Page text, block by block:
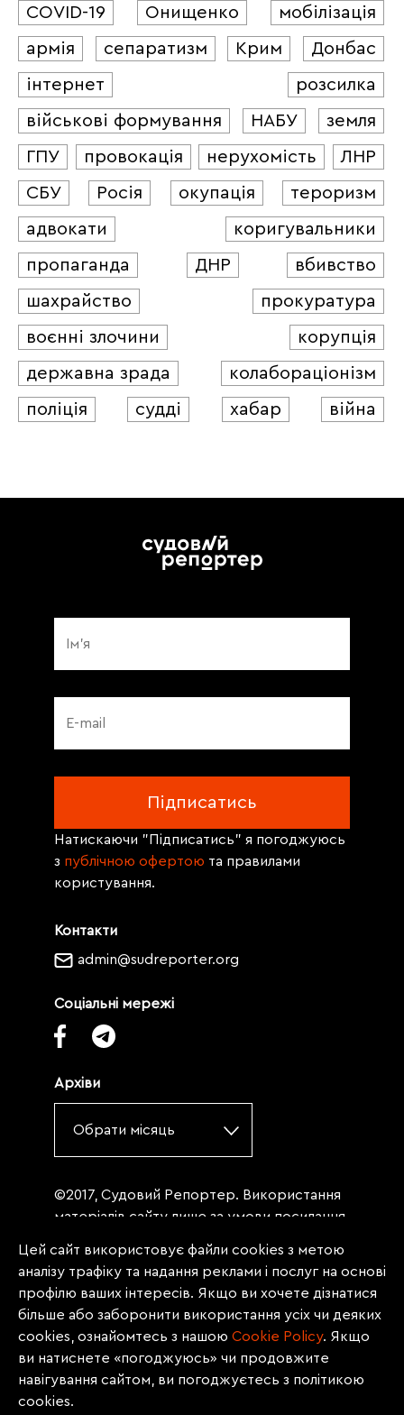
COVID-19
Онищенко
мобілізація
армія
сепаратизм Крим
Донбас
інтернет
розсилка
військові формування
НАБУ
земля
ГПУ
провокація нерухомість
ЛНР
СБУ
Росія окупація
тероризм
адвокати
коригувальники
пропаганда
ДНР
вбивство
шахрайство
прокуратура
воєнні злочини
корупція
державна зрада
колабораціонізм
поліція
судді хабар війна
Контакти
admin@sudreporter.org
Соціальні мережі
Архіви
Обрати місяць
Натискаючи "Підписатись" я погоджуюсь
з публічною офертою та правилами
користування.
©2017, Судовий Репортер. Використання
матеріалів сайту лише за умови посилання
«Судовий репортер» не нижче третього
абзацу. Матеріали, щодо яких міститься
заборона на повну републікацію
(передрук, копіювання, відтворення або
інше використання), заборонено
передруковувати без згоди редакції.
Матеріали з позначкою PROMOTED, ЗА
ПІДТРИМКИ, * публікуються на правах
Цей сайт використовує файли cookies з метою
аналізу трафіку та надання реклами і послуг на основі
профілю ваших інтересів. Якщо ви хочете дізнатися
більше або заборонити використання усіх чи деяких
cookies, ознайомтесь з нашою Сookie Policy. Якщо
ви натиснете «погоджуюсь» чи продовжите
навігування сайтом, ви погоджуєтесь з політикою
cookies.